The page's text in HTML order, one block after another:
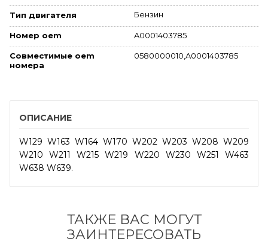
Тип двигателя Бензин
Номер oem A0001403785
Совместимые oem
номера
0580000010,A0001403785
ОПИСАНИЕ
W129 W163 W164 W170 W202 W203 W208 W209
W210 W211 W215 W219 W220 W230 W251 W463
W638 W639.
ТАКЖЕ ВАС МОГУТ
ЗАИНТЕРЕСОВАТЬ